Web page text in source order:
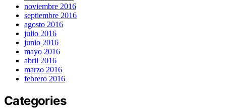
noviembre 2016
septiembre 2016
agosto 2016
julio 2016
junio 2016
mayo 2016
abril 2016
marzo 2016
febrero 2016
Categories